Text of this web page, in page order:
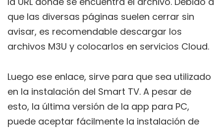
que las diversas páginas suelen cerrar sin
avisar, es recomendable descargar los
archivos M3U y colocarlos en servicios Cloud.
Luego ese enlace, sirve para que sea utilizado
en la instalación del Smart TV. A pesar de
esto, la última versión de la app para PC,
puede aceptar fácilmente la instalación de